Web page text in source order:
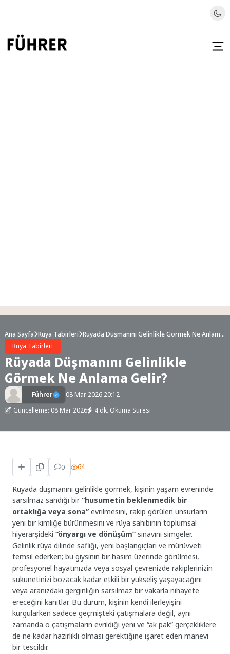
Ana Sayfa Rüya Tabirleri Rüyada Düşmanını Gelinlikle Görmek Ne Anlama
Rüya Tabirleri
Rüyada Düşmanını Gelinlikle
Görmek Ne Anlama Gelir?
Führer
08 Mar 2026 20:12
Güncelleme: 08 Mar 2026
4 dk. Okuma Süresi
0 64
Rüyada düşmanını gelinlikle görmek, kişinin yaşam evreninde
sarsılmaz sandığı bir“husumetin beklenmedik bir
ortaklığa veya sona” evrilmesini, rakip görülen unsurların
yeni bir kimliğe bürünmesini ve rüya sahibinin toplumsal
hiyerarşideki“önyargı ve dönüşüm” sınavını simgeler.
Gelinlik rüya dilinde saflığı, yeni başlangıçları ve mürüvveti
temsil ederken; bu giysinin bir hasım üzerinde görülmesi,
profesyonel hayatınızda veya sosyal çevrenizde rakiplerinizin
sükunetinizi bozacak kadar etkili bir yükseliş yaşayacağını
veya aranızdaki gerginliğin sarsılmaz bir vakarla nihayete
ereceğini kanıtlar. Bu durum, kişinin kendi ilerleyişini
kurgularken sadece geçmişteki çatışmalara değil, aynı
zamanda o çatışmaların evrildiği yeni ve “ak pak” gerçekliklere
de ne kadar hazırlıklı olması gerektiğine işaret eden manevi
bir tescildir.